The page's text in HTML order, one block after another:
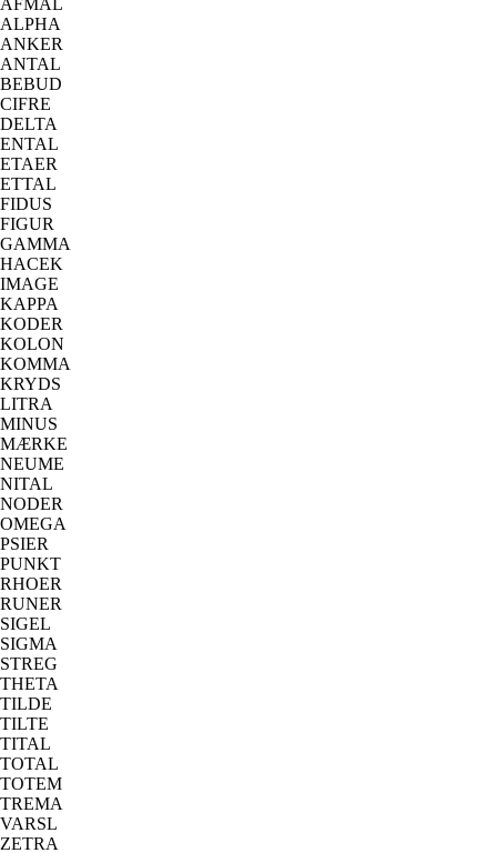
ALPHA
ANKER
ANTAL
BEBUD
CIFRE
DELTA
ENTAL
ETAER
ETTAL
FIDUS
FIGUR
GAMMA
HACEK
IMAGE
KAPPA
KODER
KOLON
KOMMA
KRYDS
LITRA
MINUS
MÆRKE
NEUME
NITAL
NODER
OMEGA
PSIER
PUNKT
RHOER
RUNER
SIGEL
SIGMA
STREG
THETA
TILDE
TILTE
TITAL
TOTAL
TOTEM
TREMA
VARSL
ZETRA